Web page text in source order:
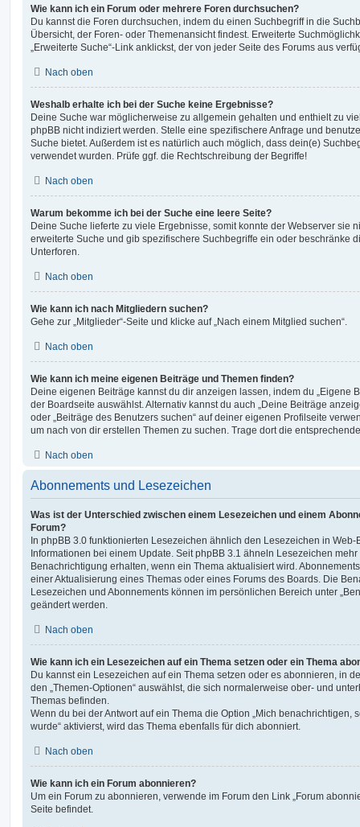
Wie kann ich ein Forum oder mehrere Foren durchsuchen?
Du kannst die Foren durchsuchen, indem du einen Suchbegriff in die
Übersicht, der Foren- oder Themenansicht findest. Erweiterte
„Erweiterte Suche“-Link anklickst, der von jeder Seite des Forums aus
Nach oben
Weshalb erhalte ich bei der Suche keine Ergebnisse?
Deine Suche war möglicherweise zu allgemein gehalten und enthielt zu
phpBB nicht indiziert werden. Stelle eine spezifischere Anfrage und
Suche bietet. Außerdem ist es natürlich auch möglich, dass dein(e)
verwendet wurden. Prüfe ggf. die Rechtschreibung der Begriffe!
Nach oben
Warum bekomme ich bei der Suche eine leere Seite?
Deine Suche lieferte zu viele Ergebnisse, somit konnte der Webserver sie
erweiterte Suche und gib spezifischere Suchbegriffe ein oder beschränke
Unterforen.
Nach oben
Wie kann ich nach Mitgliedern suchen?
Gehe zur „Mitglieder“-Seite und klicke auf „Nach einem Mitglied suchen“.
Nach oben
Wie kann ich meine eigenen Beiträge und Themen finden?
Deine eigenen Beiträge kannst du dir anzeigen lassen, indem du „Eigene
der Boardseite auswählst. Alternativ kannst du auch „Deine Beiträge
oder „Beiträge des Benutzers suchen“ auf deiner eigenen Profilseite
um nach von dir erstellen Themen zu suchen. Trage dort die
Nach oben
Abonnements und Lesezeichen
Was ist der Unterschied zwischen einem Lesezeichen und einem
Forum?
In phpBB 3.0 funktionierten Lesezeichen ähnlich den Lesezeichen in
Informationen bei einem Update. Seit phpBB 3.1 ähneln Lesezeichen
Benachrichtigung erhalten, wenn ein Thema aktualisiert wird.
einer Aktualisierung eines Themas oder eines Forums des Boards. Die
Lesezeichen und Abonnements können im persönlichen Bereich unter
geändert werden.
Nach oben
Wie kann ich ein Lesezeichen auf ein Thema setzen oder ein Thema
Du kannst ein Lesezeichen auf ein Thema setzen oder es abonnieren, in
den „Themen-Optionen“ auswählst, die sich normalerweise ober- und
Themas befinden.
Wenn du bei der Antwort auf ein Thema die Option „Mich benachrichtigen,
wurde“ aktivierst, wird das Thema ebenfalls für dich abonniert.
Nach oben
Wie kann ich ein Forum abonnieren?
Um ein Forum zu abonnieren, verwende im Forum den Link „Forum
Seite befindet.